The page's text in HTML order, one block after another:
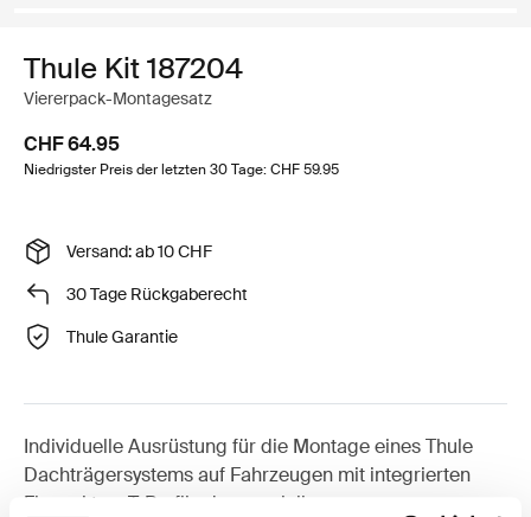
Thule Kit 187204
Viererpack-Montagesatz
CHF 64.95
Niedrigster Preis der letzten 30 Tage: CHF 59.95
Versand: ab 10 CHF
30 Tage Rückgaberecht
Thule Garantie
Individuelle Ausrüstung für die Montage eines Thule
Dachträgersystems auf Fahrzeugen mit integrierten
Fixpunkten, T-Profil oder speziellen